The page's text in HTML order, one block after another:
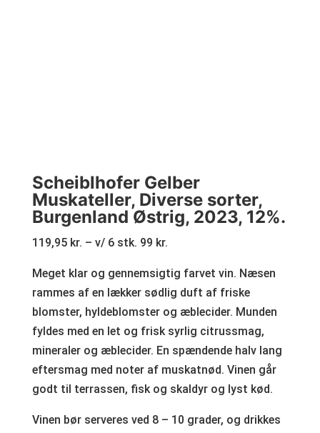
Scheiblhofer Gelber
Muskateller, Diverse sorter,
Burgenland Østrig, 2023, 12%.
119,95 kr. – v/ 6 stk. 99 kr.
Meget klar og gennemsigtig farvet vin. Næsen
rammes af en lækker sødlig duft af friske
blomster, hyldeblomster og æblecider. Munden
fyldes med en let og frisk syrlig citrussmag,
mineraler og æblecider. En spændende halv lang
eftersmag med noter af muskatnød. Vinen går
godt til terrassen, fisk og skaldyr og lyst kød.
Vinen bør serveres ved 8 – 10 grader, og drikkes